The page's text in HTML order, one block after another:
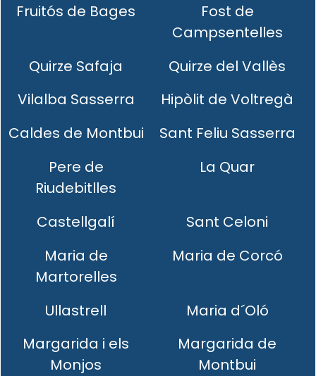
Fruitós de Bages
Fost de
Campsentelles
Quirze Safaja
Quirze del Vallès
Vilalba Sasserra
Hipòlit de Voltregà
Caldes de Montbui
Sant Feliu Sasserra
Pere de
Riudebitlles
La Quar
Castellgalí
Sant Celoni
Maria de
Martorelles
Maria de Corcó
Ullastrell
Maria d´Oló
Margarida i els
Monjos
Margarida de
Montbui